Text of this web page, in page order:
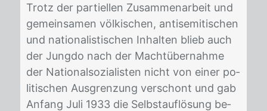
Trotz der par­ti­el­len Zu­sam­men­ar­beit und
ge­mein­sa­men völ­ki­schen, an­ti­se­mi­ti­schen
und na­tio­na­lis­ti­schen In­hal­ten blieb auch
der Jung­do nach der Macht­über­nah­me
der Na­tio­nal­so­zia­lis­ten nicht von ei­ner po­
li­ti­schen Aus­gren­zung ver­schont und gab
An­fang Juli 1933 die Selbst­auf­lö­sung be­